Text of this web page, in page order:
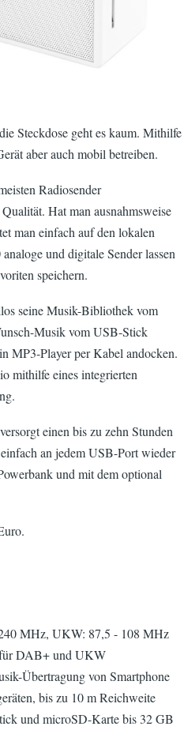
Steckdose geht es kaum. Mithilfe
aber auch mobil betreiben.
Radiosender
Hat man ausnahmsweise
man einfach auf den lokalen
und digitale Sender lassen
speichern.
seine Musik-Bibliothek vom
Musik vom USB-Stick
MP3-Player per Kabel andocken.
mithilfe eines integrierten
einen bis zu zehn Stunden
an jedem USB-Port wieder
und mit dem optional
MHz, UKW: 87,5 - 108 MHz
für DAB+ und UKW
Übertragung von Smartphone
bis zu 10 m Reichweite
und microSD-Karte bis 32 GB